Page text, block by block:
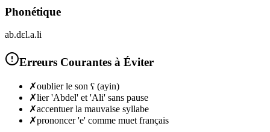
Phonétique
ab.dɛl.a.li
Erreurs Courantes à Éviter
✗oublier le son ʕ (ayin)
✗lier 'Abdel' et 'Ali' sans pause
✗accentuer la mauvaise syllabe
✗prononcer 'e' comme muet français